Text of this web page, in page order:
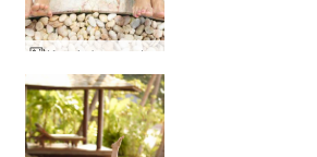
Keseimbangan tubuh Coxy dan Flora oleh Alya